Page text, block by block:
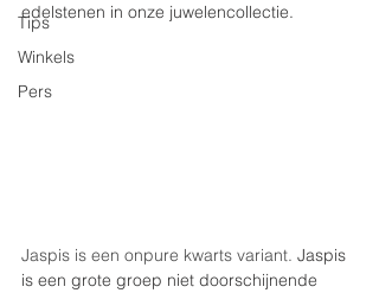
Tips
Winkels
Pers
edelstenen in onze juwelencollectie.
Jaspis is een onpure kwarts variant. Jaspis
is een grote groep niet doorschijnende